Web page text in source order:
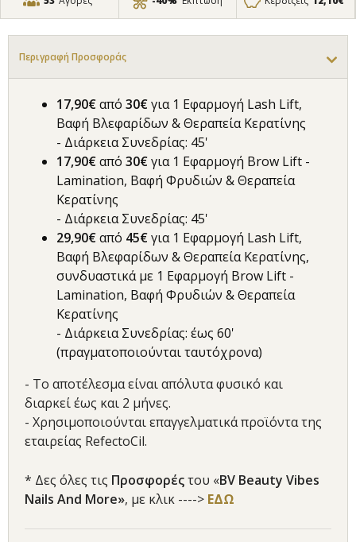
Περιγραφή Προσφοράς
17,90€από 30€για 1 Εφαρμογή Lash Lift,
Βαφή Βλεφαρίδων & Θεραπεία Κερατίνης
- Διάρκεια Συνεδρίας: 45'
17,90€από 30€για 1 Εφαρμογή Brow Lift -
Lamination, Βαφή Φρυδιών & Θεραπεία
Κερατίνης
- Διάρκεια Συνεδρίας: 45'
29,90€από 45€για 1 Εφαρμογή Lash Lift,
Βαφή Βλεφαρίδων & Θεραπεία Κερατίνης,
συνδυαστικά με 1 Εφαρμογή Brow Lift -
Lamination, Βαφή Φρυδιών & Θεραπεία
Κερατίνης
- Διάρκεια Συνεδρίας: έως 60'
(πραγματοποιούνται ταυτόχρονα)
- Το αποτέλεσμα είναι απόλυτα φυσικό και
διαρκεί έως και 2 μήνες.
- Χρησιμοποιούνται επαγγελματικά προϊόντα της
εταιρείας RefectoCil.
* Δες όλες τις Προσφορέςτου «BV Beauty Vibes
Nails And More», με κλικ ----> ΕΔΩ